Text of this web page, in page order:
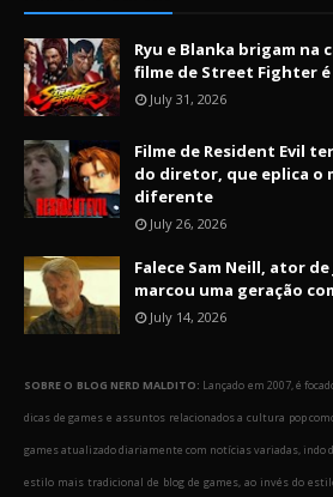
Ryu e Blanka brigam na
filme de Street Fighter
July 31, 2026
Filme de Resident Evil
do diretor, que eplica o
diferente
July 26, 2026
Falece Sam Neill, ator
marcou uma geração
July 14, 2026
SOBRE O BLOG NERD MALDITO: Lançado em 2007, é
dicas de games e assuntos relacionados a cultura pop
games atualizado diariamente com notícias variadas, indo
estilo mais tradicional de blog de games, ao invés do